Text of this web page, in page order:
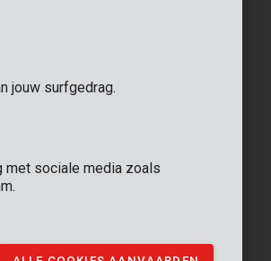
+32 (0)3 292 92 92
info@varo.com
support@varo.com
jouw surfgedrag.
met sociale media zoals